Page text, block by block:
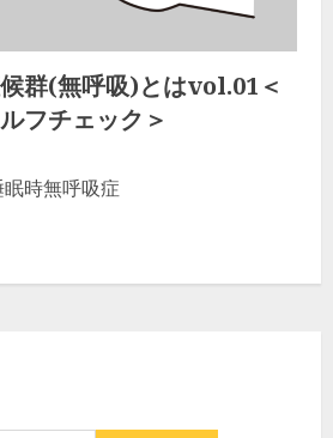
群(無呼吸)とはvol.01＜
フチェック＞
時無呼吸症